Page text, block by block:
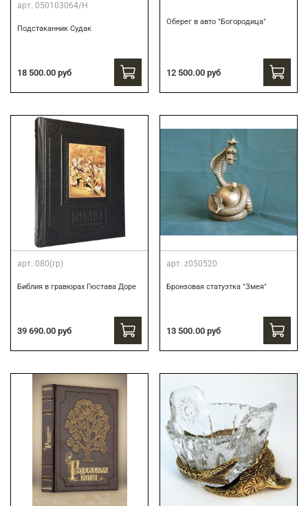
арт. 050103064/Н
Подстаканник Судак
18 500.00 руб
Оберег в авто "Богородица"
12 500.00 руб
арт. 080(гр)
Библия в гравюрах Гюстава Доре
39 690.00 руб
арт. z050520
Бронзовая статуэтка "Змея"
13 500.00 руб